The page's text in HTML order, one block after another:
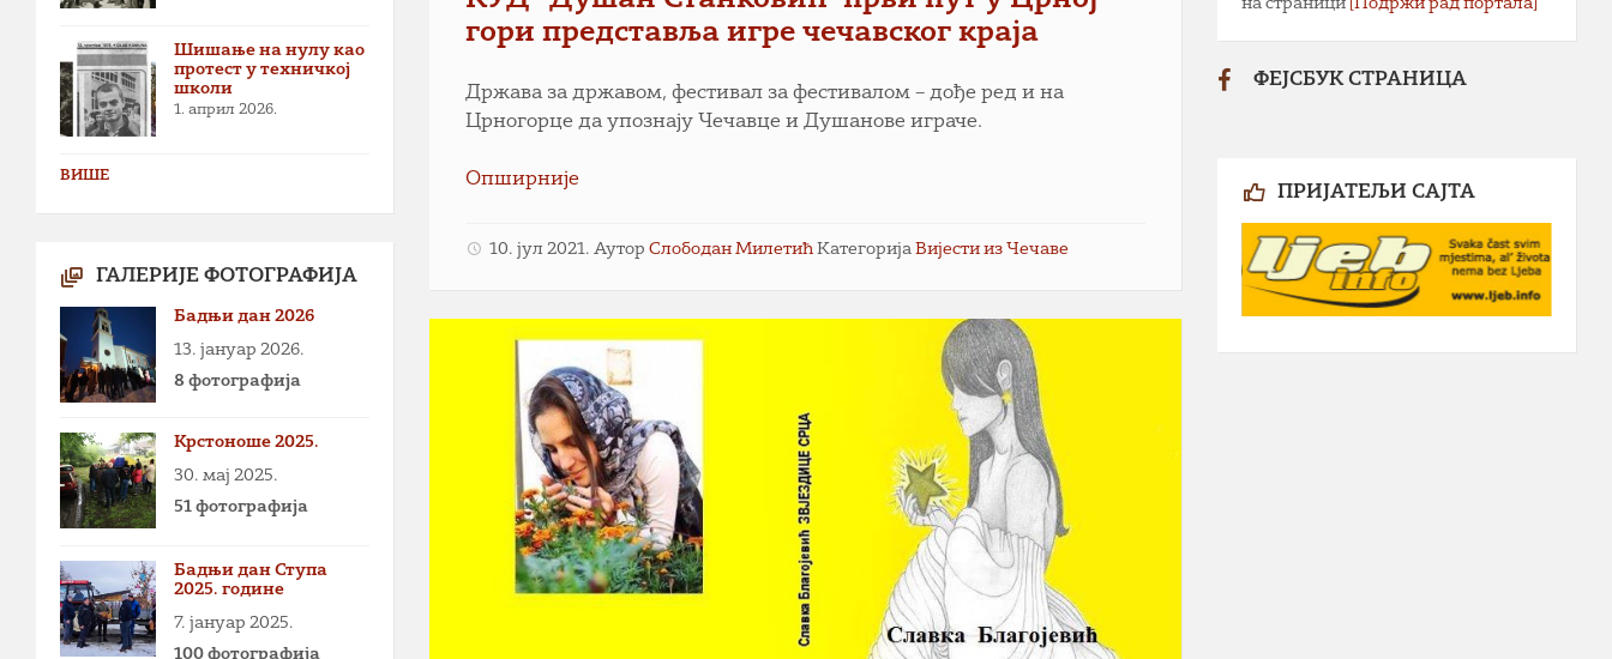
гори представља игре чечавског краја
Држава за државом, фестивал за фестивалом – дође ред и на
Црногорце да упознају Чечавце и Душанове играче.
Опширније
10. јул 2021. АуторСлободан Милетић КатегоријаВијести из Чечаве
Шишање на нулу као
протест у техничкој
школи
1. април 2026.
ВИШЕ
ГАЛЕРИЈЕ ФОТОГРАФИЈА
Бадњи дан 2026
13. јануар 2026.
8 фотографија
Крстоноше 2025.
30. мај 2025.
51 фотографија
Бадњи дан Ступа
2025. године
7. јануар 2025.
100 фотографија
на страници [Подржи рад портала]
ФЕЈСБУК СТРАНИЦА
ПРИЈАТЕЉИ САЈТА